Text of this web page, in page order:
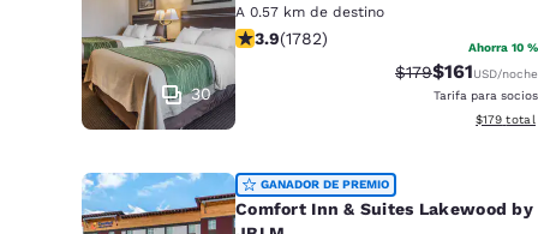
30
A 0.57 km de destino
calificación de 3.94 estrellas. Bueno.
3.9(1782) Ahorra 10 %
Precio tachado:
$179Precio con
$161USD/noche
Tarifa para socios
Ver
$179 total
GANADOR DE PREMIO
Comfort Inn & Suites Lakewood by